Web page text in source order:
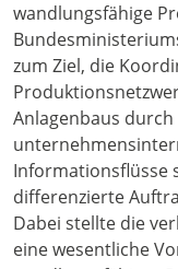
wandlungsfähige
zum Ziel, die
Anlagenbaus
Informationsflüsse
differenzierte
Dabei stellte die
eine wesentliche